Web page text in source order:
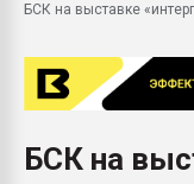
БСК на выставке
БСК на